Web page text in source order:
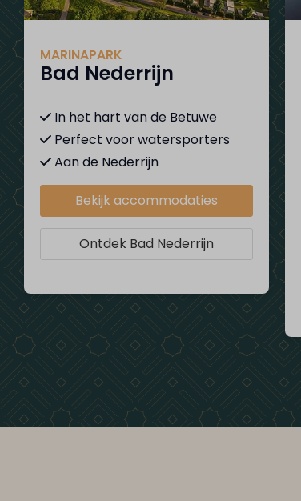
MARINAPARK
Bad Nederrijn
In het hart van de Betuwe
Perfect voor watersporters
Aan de Nederrijn
Bekijk accommodaties
Ontdek Bad Nederrijn